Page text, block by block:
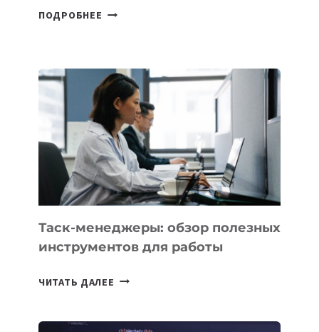
ПОДРОБНЕЕ
НОВЫЕ
ПРЕДМЕТЫ
ПО
ИСКУССТВЕННОМУ
ИНТЕЛЛЕКТУ
Таск-менеджеры: обзор полезных
инструментов для работы
ЧИТАТЬ ДАЛЕЕ ТАСК-